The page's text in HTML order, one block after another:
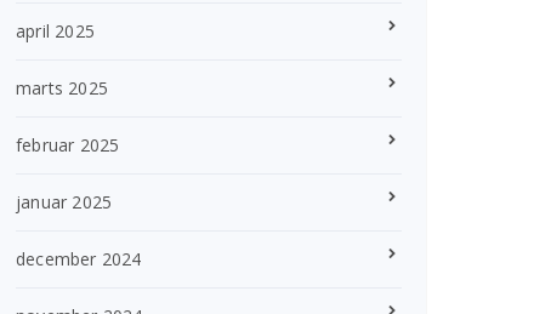
april 2025
marts 2025
februar 2025
januar 2025
december 2024